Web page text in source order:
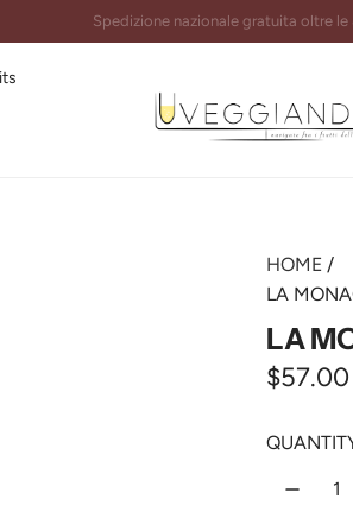
Imballi certificati e spedizioni
HOME /
LA
LA
R
g
$57.00